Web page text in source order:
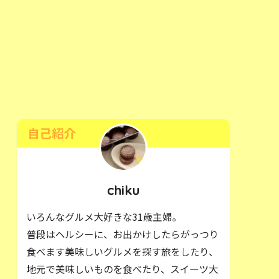
自己紹介
chiku
いろんなグルメ大好きな31歳主婦。
普段はヘルシーに、お出かけしたらがっつり
食べます美味しいグルメを探す旅をしたり、
地元で美味しいものを食べたり、スイーツ大